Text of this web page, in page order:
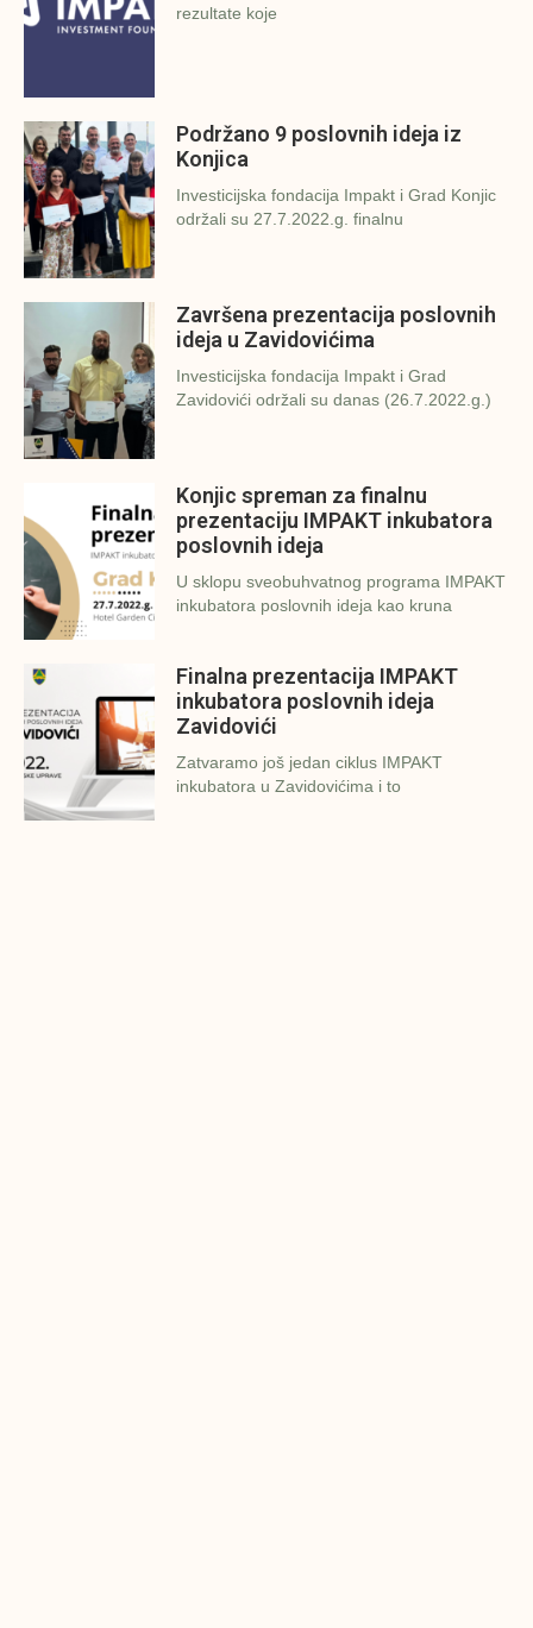
rezultate koje
Podržano 9 poslovnih ideja iz
Konjica
Investicijska fondacija Impakt i Grad Konjic
održali su 27.7.2022.g. finalnu
Završena prezentacija poslovnih
ideja u Zavidovićima
Investicijska fondacija Impakt i Grad
Zavidovići održali su danas (26.7.2022.g.)
Konjic spreman za finalnu
prezentaciju IMPAKT inkubatora
poslovnih ideja
U sklopu sveobuhvatnog programa IMPAKT
inkubatora poslovnih ideja kao kruna
Finalna prezentacija IMPAKT
inkubatora poslovnih ideja
Zavidovići
Zatvaramo još jedan ciklus IMPAKT
inkubatora u Zavidovićima i to